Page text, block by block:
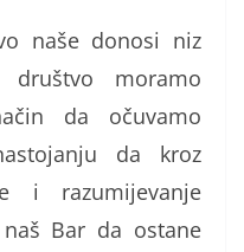
naše donosi niz
moramo
da očuvamo
da kroz
i razumijevanje
Bar da ostane